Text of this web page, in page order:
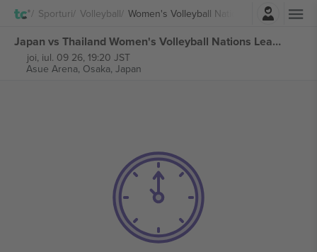
Sporturi Volleyball Women's Volleyball Nations League
Autentificare
Japan vs Thailand Women's Volleyball Nations League bilete
joi, iul. 09 26, 19:20 JST
Asue Arena, Osaka, Japan